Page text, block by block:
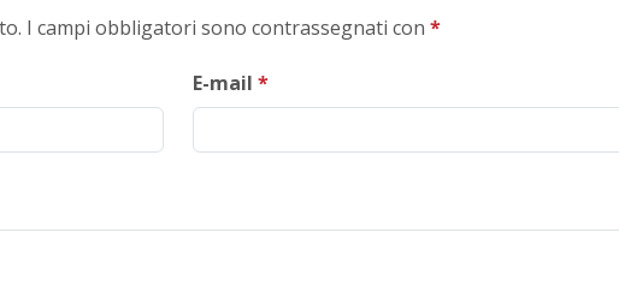
I campi obbligatori sono contrassegnati con *
E-mail *